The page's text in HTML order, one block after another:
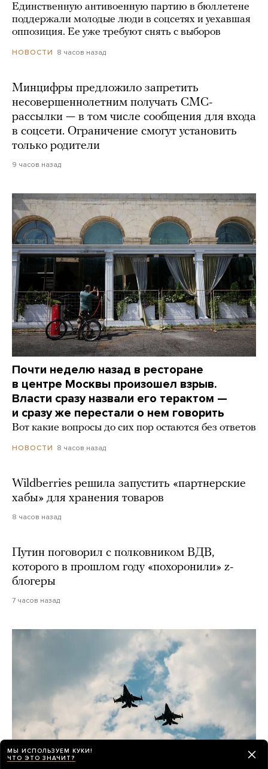
Единственную антивоенную партию в бюллетене
поддержали молодые люди в соцсетях и уехавшая
оппозиция. Ее уже требуют снять с выборов
НОВОСТИ 8 часов назад
Минцифры предложило запретить
несовершеннолетним получать СМС-
рассылки — в том числе сообщения для входа
в соцсети. Ограничение смогут установить
только родители
9 часов назад
Почти неделю назад в ресторане
в центре Москвы произошел взрыв.
Власти сразу назвали его терактом —
и сразу же перестали о нем говорить
Вот какие вопросы до сих пор остаются без ответов
НОВОСТИ 8 часов назад
Wildberries решила запустить «партнерские
хабы» для хранения товаров
8 часов назад
Путин поговорил с полковником ВДВ,
которого в прошлом году «похоронили» z-
блогеры
7 часов назад
МЫ ИСПОЛЬЗУЕМ КУКИ!
ЧТО ЭТО ЗНАЧИТ?